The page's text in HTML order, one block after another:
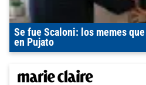
Se fue Scaloni: los memes
en Pujato